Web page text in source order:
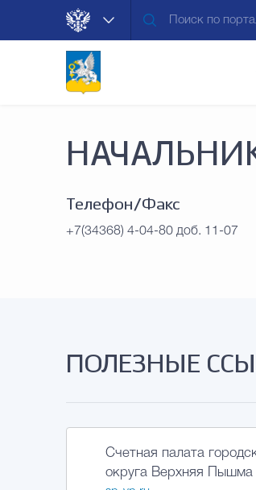
Телефон/Факс
+7(34368) 4-04-80 доб. 11-07
ПОЛЕЗНЫЕ
Счетная палата
округа Верхняя Пышма